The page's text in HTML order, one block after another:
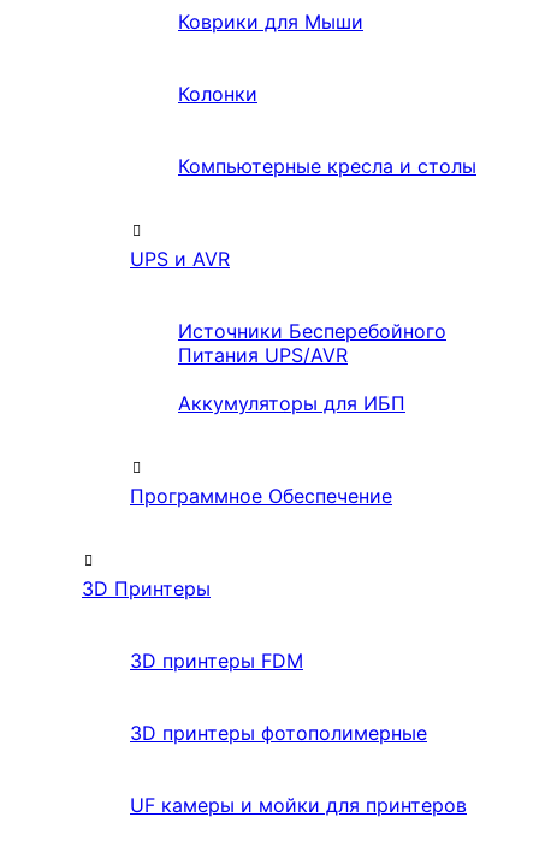
Коврики для Мыши
Колонки
Компьютерные кресла и столы
UPS и AVR
Источники Бесперебойного
Питания UPS/AVR
Аккумуляторы для ИБП
Программное Обеспечение
3D Принтеры
3D принтеры FDM
3D принтеры фотополимерные
UF камеры и мойки для принтеров